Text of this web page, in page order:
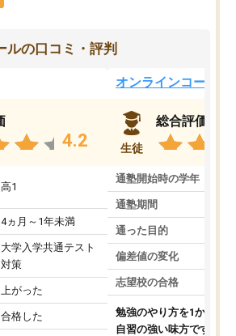
ルの口コミ・評判
4.2
高1
4ヵ月～1年未満
大学入学共通テスト
対策
上がった
合格した
オンラインコース
生徒
総合評価
通塾開始時の学年
通塾期間
通った目的
偏差値の変化
志望校の合格
勉強のやり方を1から教
自習の強い味方です。